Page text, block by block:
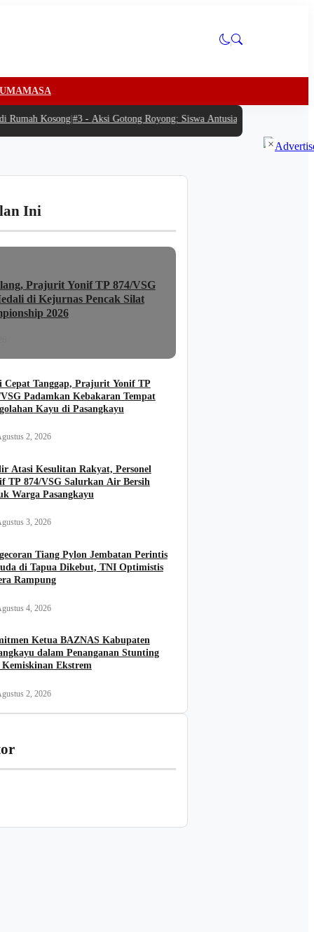
MAMASA
Kosong|#3 -Aksi Gotong Royong: Siswa Antusias Bantu SPPG
Ini
Prajurit Yonif TP 874/VSG
di Kejurnas Pencak Silat
2026
Cepat Tanggap, Prajurit Yonif TP
VSG Padamkan Kebakaran Tempat
Kayu di Pasangkayu
2, 2026
Atasi Kesulitan Rakyat, Personel
TP 874/VSG Salurkan Air Bersih
Warga Pasangkayu
3, 2026
Tiang Pylon Jembatan Perintis
di Tapua Dikebut, TNI Optimistis
Rampung
4, 2026
Ketua BAZNAS Kabupaten
dalam Penanganan Stunting
Kemiskinan Ekstrem
2, 2026
×